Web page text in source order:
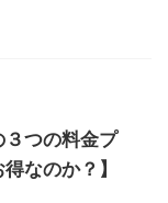
つの料金プ
なのか？】